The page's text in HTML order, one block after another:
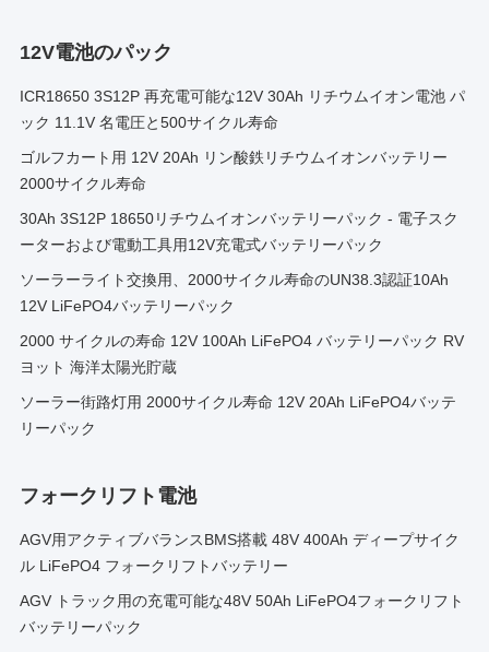
12V電池のパック
ICR18650 3S12P 再充電可能な12V 30Ah リチウムイオン電池 パ
ック 11.1V 名電圧と500サイクル寿命
ゴルフカート用 12V 20Ah リン酸鉄リチウムイオンバッテリー
2000サイクル寿命
30Ah 3S12P 18650リチウムイオンバッテリーパック - 電子スク
ーターおよび電動工具用12V充電式バッテリーパック
ソーラーライト交換用、2000サイクル寿命のUN38.3認証10Ah
12V LiFePO4バッテリーパック
2000 サイクルの寿命 12V 100Ah LiFePO4 バッテリーパック RV
ヨット 海洋太陽光貯蔵
ソーラー街路灯用 2000サイクル寿命 12V 20Ah LiFePO4バッテ
リーパック
フォークリフト電池
AGV用アクティブバランスBMS搭載 48V 400Ah ディープサイク
ル LiFePO4 フォークリフトバッテリー
AGV トラック用の充電可能な48V 50Ah LiFePO4フォークリフト
バッテリーパック